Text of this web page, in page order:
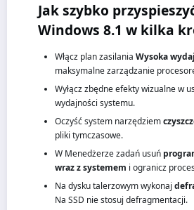
Jak szybko
Windows 8.1 w kilka
Włącz plan zasilania Wysoka
maksymalne zarządzanie
Wyłącz zbędne efekty wizualne w
wydajności systemu.
Oczyść system narzędziem
pliki tymczasowe.
W Menedżerze zadań usuń
wraz z systemem i ogranicz
Na dysku talerzowym wykonaj
Na SSD nie stosuj defragmentacji.